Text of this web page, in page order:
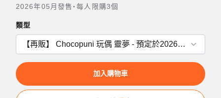
2026年05月發售・每人限購3個
類型
加入購物車